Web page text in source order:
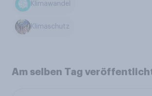
Klimawandel
Klimaschutz
Am selben Tag